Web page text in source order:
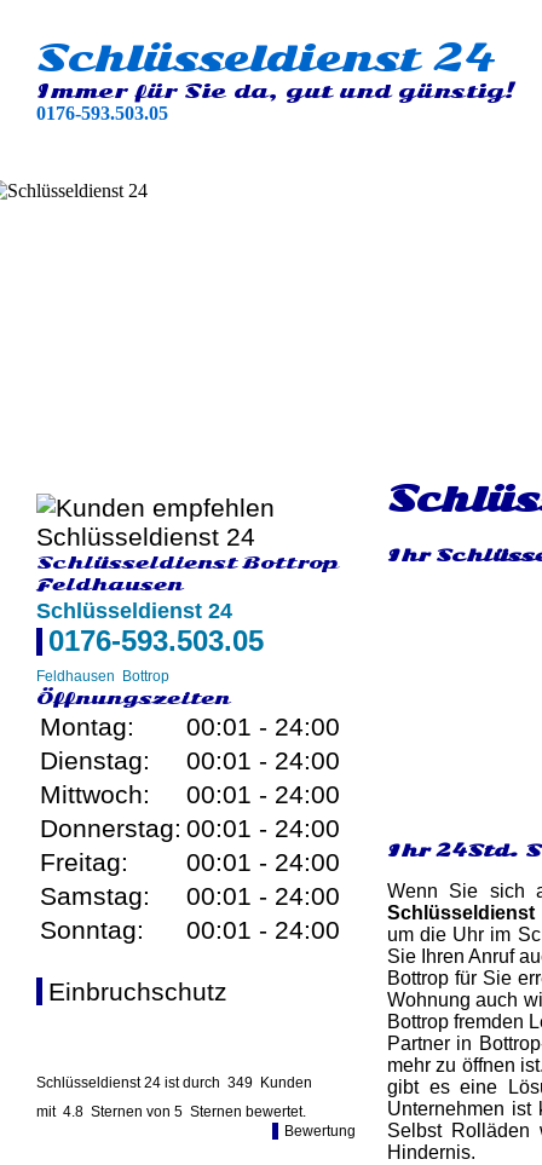
Schlüsseldienst 24
Immer für Sie da, gut und günstig!
0176-593.503.05
Schlüsseldienst Bottrop
Feldhausen
Schlüsseldienst 24
0176-593.503.05
Feldhausen Bottrop
Öffnungszeiten
Montag:
00:01 - 24:00
Dienstag:
00:01 - 24:00
Mittwoch:
00:01 - 24:00
Donnerstag: 00:01 - 24:00
Freitag:
00:01 - 24:00
Samstag:
00:01 - 24:00
Sonntag:
00:01 - 24:00
Einbruchschutz
Schlüsseldienst 24 ist durch 349 Kunden
mit 4.8 Sternen von 5 Sternen bewertet.
Bewertung
Ihr
Ihr 24Std.
Wenn Sie sich
Schlüsseldienst
um die Uhr im
Sie Ihren Anruf
Bottrop für Sie
Wohnung auch
Bottrop fremden
Partner in
mehr zu öffnen
gibt es eine
Unternehmen
Selbst Rolläden
Hindernis.